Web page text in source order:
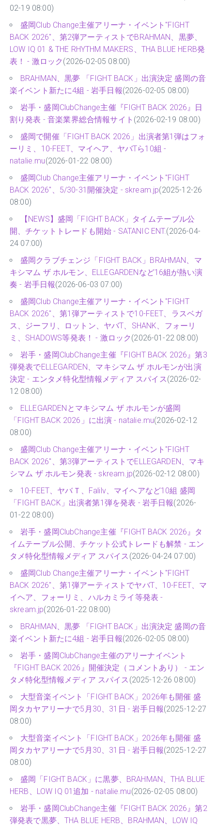
02-19 08:00)
盛岡Club Change主催アリーナ・イベント"FIGHT
BACK 2026"、第2弾アーティストでBRAHMAN、黒夢、
LOW IQ 01 & THE RHYTHM MAKERS、THA BLUE HERB発
表！ - 激ロック (2026-02-05 08:00)
BRAHMAN、黒夢 「FIGHT BACK」出演決定 盛岡の音
楽イベント新たに4組 - 岩手日報(2026-02-05 08:00)
岩手・盛岡ClubChange主催『FIGHT BACK 2026』日
割り発表 - 音楽業界総合情報サイト (2026-02-19 08:00)
盛岡で開催「FIGHT BACK 2026」出演者第1弾はフォ
ーリミ、10-FEET、マイヘア、ヤバTら10組 -
natalie.mu(2026-01-22 08:00)
盛岡Club Change主催アリーナ・イベント"FIGHT
BACK 2026"、5/30-31開催決定 - skream.jp(2025-12-26
08:00)
【NEWS】盛岡「FIGHT BACK」タイムテーブル公
開、チケットトレードも開始 - SATANIC ENT.(2026-04-
24 07:00)
盛岡クラブチェンジ「FIGHT BACK」BRAHMAN、マ
キシマム ザ ホルモン、ELLEGARDENなど16組が熱い演
奏 - 岩手日報(2026-06-03 07:00)
盛岡Club Change主催アリーナ・イベント"FIGHT
BACK 2026"、第1弾アーティストで10-FEET、ラスベガ
ス、ジーフリ、ロットン、ヤバT、SHANK、フォーリ
ミ、SHADOWS等発表！ - 激ロック (2026-01-22 08:00)
岩手・盛岡ClubChange主催『FIGHT BACK 2026』第3
弾発表でELLEGARDEN、マキシマム ザ ホルモンが出演
決定 - エンタメ特化型情報メディア スパイス(2026-02-
12 08:00)
ELLEGARDENとマキシマム ザ ホルモンが盛岡
「FIGHT BACK 2026」に出演 - natalie.mu(2026-02-12
08:00)
盛岡Club Change主催アリーナ・イベント"FIGHT
BACK 2026"、第3弾アーティストでELLEGARDEN、マキ
シマム ザ ホルモン発表 - skream.jp(2026-02-12 08:00)
10-FEET、ヤバＴ、Falilv、マイヘアなど10組 盛岡
「FIGHT BACK」出演者第1弾を発表 - 岩手日報(2026-
01-22 08:00)
岩手・盛岡ClubChange主催『FIGHT BACK 2026』タ
イムテーブル公開、チケット公式トレードも解禁 - エン
タメ特化型情報メディア スパイス (2026-04-24 07:00)
盛岡Club Change主催アリーナ・イベント"FIGHT
BACK 2026"、第1弾アーティストでヤバT、10-FEET、マ
イヘア、フォーリミ、ハルカミライ等発表 -
skream.jp(2026-01-22 08:00)
BRAHMAN、黒夢 「FIGHT BACK」出演決定 盛岡の音
楽イベント新たに4組 - 岩手日報(2026-02-05 08:00)
岩手・盛岡ClubChange主催のアリーナイベント
『FIGHT BACK 2026』開催決定（コメントあり） - エン
タメ特化型情報メディア スパイス (2025-12-26 08:00)
大型音楽イベント「FIGHT BACK」2026年も開催 盛
岡タカヤアリーナで5月30、31日 - 岩手日報(2025-12-27
08:00)
大型音楽イベント「FIGHT BACK」2026年も開催 盛
岡タカヤアリーナで5月30、31日 - 岩手日報(2025-12-27
08:00)
盛岡「FIGHT BACK」に黒夢、BRAHMAN、THA BLUE
HERB、LOW IQ 01追加 - natalie.mu(2026-02-05 08:00)
岩手・盛岡ClubChange主催『FIGHT BACK 2026』第2
弾発表で黒夢、THA BLUE HERB、BRAHMAN、LOW IQ